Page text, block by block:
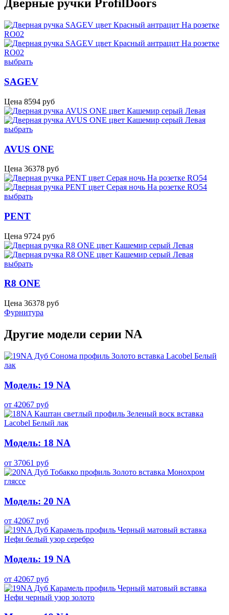
Дверные ручки ProfilDoors
выбрать
SAGEV
Цена 8594 руб
выбрать
AVUS ONE
Цена 36378 руб
выбрать
PENT
Цена 9724 руб
выбрать
R8 ONE
Цена 36378 руб
Фурнитура
Другие модели серии NA
Модель: 19 NA
от 42067 руб
Модель: 18 NA
от 37061 руб
Модель: 20 NA
от 42067 руб
Модель: 19 NA
от 42067 руб